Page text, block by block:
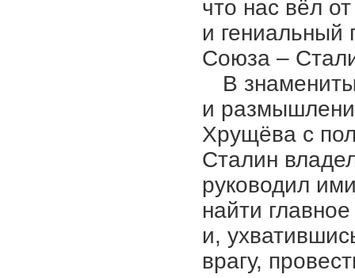
что нас вёл
и гениальный
Союза –
В
и
Хрущёва с
Сталин
руководил
найти
и,
врагу,